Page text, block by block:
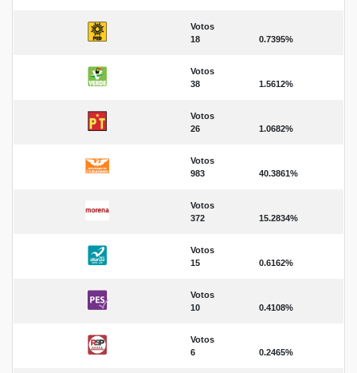
Votos
18
0.7395%
Votos
38
1.5612%
Votos
26
1.0682%
Votos
983
40.3861%
Votos
372
15.2834%
Votos
15
0.6162%
Votos
10
0.4108%
Votos
6
0.2465%